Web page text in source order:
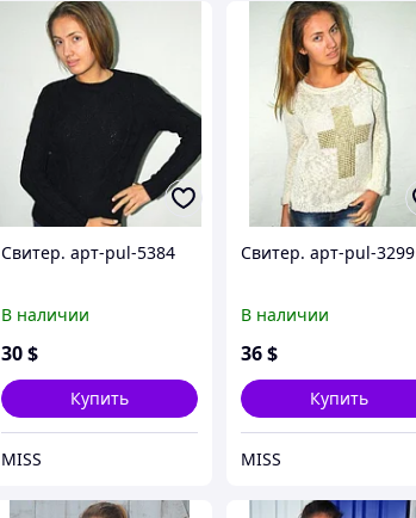
Свитер. арт-pul-5384
В наличии
30$
Купить
MISS
Свитер. арт-pul-3299
В наличии
36$
Купить
MISS